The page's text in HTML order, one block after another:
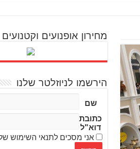
מחירון אופנועים וקטנועים
הירשמו לניוזלטר שלנו
שם
כתובת
דוא"ל
אני מסכים לתנאי השימוש